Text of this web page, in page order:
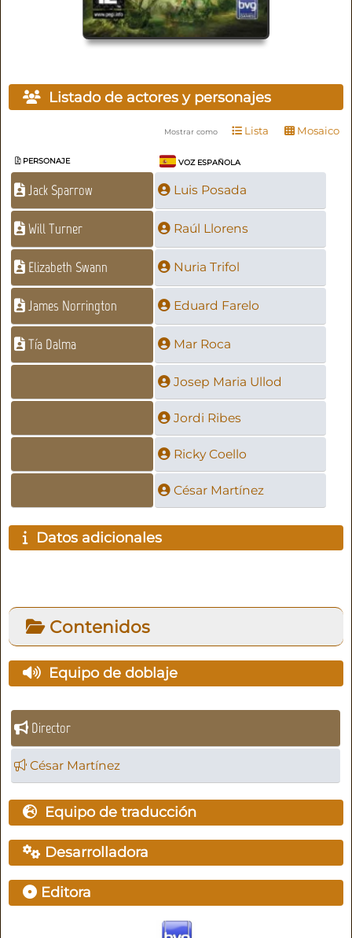
Listado de actores y personajes
Mostrar como Lista Mosaico
PERSONAJE VOZ ESPAÑOLA
Jack Sparrow Luis Posada
Will Turner Raúl Llorens
Elizabeth Swann Nuria Trifol
James Norrington Eduard Farelo
Tía Dalma Mar Roca
Josep Maria Ullod
Jordi Ribes
Ricky Coello
César Martínez
Datos adicionales
Contenidos
Equipo de doblaje
Director
César Martínez
Equipo de traducción
Desarrolladora
Editora